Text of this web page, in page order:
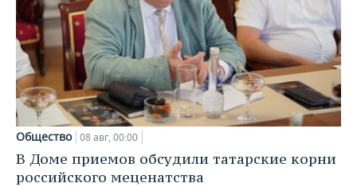
Общество 08 авг, 00:00
В Доме приемов обсудили татарские корни
российского меценатства